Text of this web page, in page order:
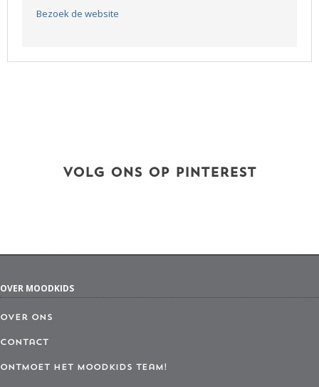
Bezoek de website
VOLG ONS OP PINTEREST
OVER MOODKIDS
Over ons
Contact
Ontmoet het MoodKids Team!